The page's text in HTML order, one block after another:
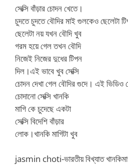
সেক্সি বাঁড়ার চোদন খেতে।
চুদতে চুদতে বৌদির মাই গুলকেও ছেলেটা
ছেলেটা নয় যখন বৌদি খুব
গরম হয়ে গেল তখন বৌদি
নিজেই নিজের দুধের টিপন
দিল।এই ভাবে খুব সেক্সি
চোদন দেখা গেল বৌদির গুদে। এই ভিডিও
চোদানো সেক্সি খানকি
মাগি কে চুদেছে একটা
সেক্সি বিদেশি বাঁড়ার
লোক।খানকি মাগিটা খুব
jasmin choti-ভারতীয় বিখ্যাত